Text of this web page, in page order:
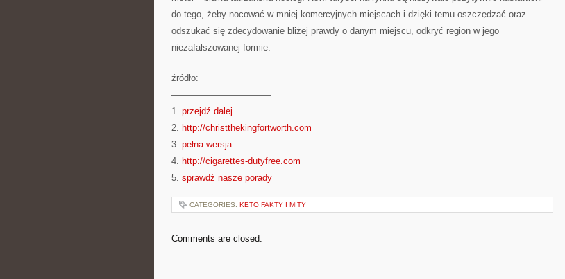
do tego, żeby nocować w mniej komercyjnych miejscach i dzięki temu oszczędzać oraz
odszukać się zdecydowanie bliżej prawdy o danym miejscu, odkryć region w jego
niezafałszowanej formie.
źródło:
———————————
1. przejdź dalej
2. http://christthekingfortworth.com
3. pełna wersja
4. http://cigarettes-dutyfree.com
5. sprawdź nasze porady
CATEGORIES: KETO FAKTY I MITY
Comments are closed.